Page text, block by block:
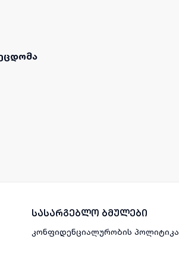
სასარგებლო ბმულები
კონფიდენციალურობის პოლიტიკა